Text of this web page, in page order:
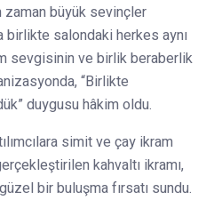
zaman büyük sevinçler
birlikte salondaki herkes aynı
sevgisinin ve birlik beraberlik
“Birlikte
duygusu hâkim oldu.
simit ve çay ikram
kahvaltı ikramı,
bir buluşma fırsatı sundu.